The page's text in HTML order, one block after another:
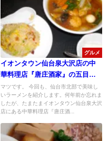
グルメ
イオンタウン仙台泉大沢店の中
華料理店『唐庄酒家』の五目タ
ン麺が激うま！半チャーハンセ
ットがお得？
マツです。 今回も、仙台市北部で美味し
いラーメンを紹介します。何年前か忘れま
したが、たまたまイオンタウン仙台泉大沢
店にある中華料理店『唐庄酒...